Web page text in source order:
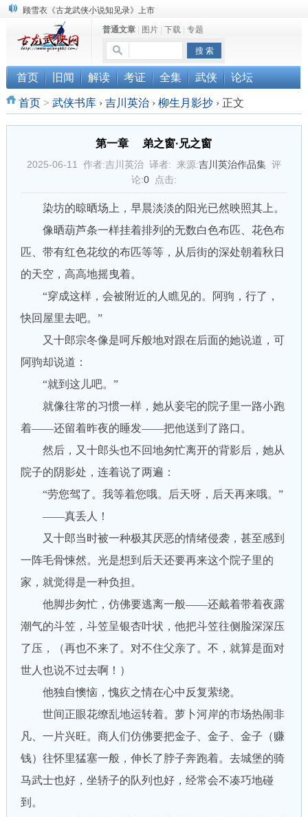
顾雪衣《古龙武侠小说知见录》上市
“武侠书库”查缺补漏活动圆满结束
《古龙小说原貌探究》修订版已上市
普通文章| 图片| 下载| 专题
首页 旧闻 解读 考证 全集 武侠 论坛
首页> 武侠书库 › 吉川英治 › 柳生月影抄 ›正文
第一章 弟之窗·兄之窗
2025-06-11 作者:吉川英治 译者: 来源:吉川英治作品集评
论:0点击:
染坊的晾晒场上，早晨淡淡的阳光已然映照其上。
像晒葫芦条一样挂着排列的无数白色布匹、花色布
匹、带有红色花纹的布匹等等，从后街的深处朝着秋日
的天空，高高地摇曳着。
“穿成这样，会被附近的人瞧见的。阿驹，行了，
快回屋里去吧。”
又十郎宗冬像是呵斥般地对跟在后面的她说道，可
阿驹却说道：
“就到这儿吧。”
就像往常的习惯一样，她从妾宅的院子里一路小跑
着——还留着昨夜的睡发——把他送到了路口。
然后，又十郎头也不回地匆忙离开的背影后，她从
院子的阴影处，连着说了两遍：
“劳您驾了。我等着您哦。后天呀，后天再来哦。”
——真丢人！
又十郎当时被一种极其厌恶的情绪侵袭，甚至感到
一阵毛骨悚然。光是想到后天还要再来这个院子里的
家，就觉得是一种负担。
他脚步匆忙，仿佛要逃离一般——还戴着带着夜露
潮气的斗笠，斗笠呈银杏叶状，他把斗笠往侧脸深深压
了压，（再也不来了。对不住父亲了。不，就算是面对
世人也说不过去啊！）
他独自懊恼，愧疚之情在心中反复萦绕。
世间正眼花缭乱地运转着。萝卜河岸的市场热闹非
凡、一片兴旺。商人们仿佛要把金子、金子、金子（赚
钱）往怀里猛塞一般，伸长了脖子奔跑着。去城堡的骑
马武士也好，坐轿子的队列也好，经常会不凑巧地碰
到。